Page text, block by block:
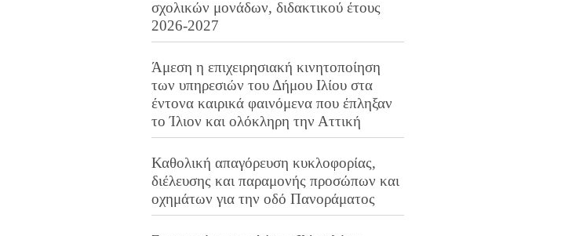
σχολικών μονάδων, διδακτικού έτους
2026-2027
Άμεση η επιχειρησιακή κινητοποίηση
των υπηρεσιών του Δήμου Ιλίου στα
έντονα καιρικά φαινόμενα που έπληξαν
το Ίλιον και ολόκληρη την Αττική
Καθολική απαγόρευση κυκλοφορίας,
διέλευσης και παραμονής προσώπων και
οχημάτων για την οδό Πανοράματος